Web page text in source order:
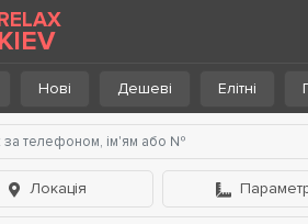
KIEV
Нові Дешеві Елітні
Локація